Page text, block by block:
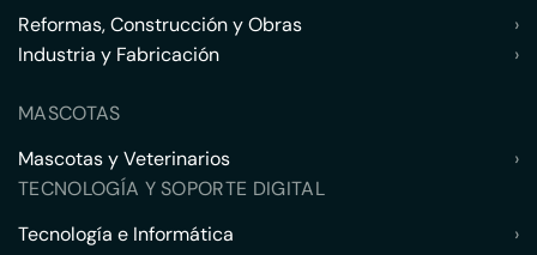
Reformas, Construcción y Obras
›
Industria y Fabricación
›
MASCOTAS
Mascotas y Veterinarios
›
TECNOLOGÍA Y SOPORTE DIGITAL
Tecnología e Informática
›